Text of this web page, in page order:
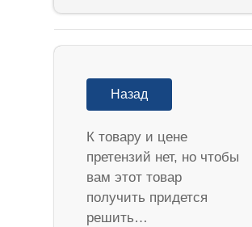
Назад
К товару и цене
претензий нет, но чтобы
вам этот товар
получить придется
решить…